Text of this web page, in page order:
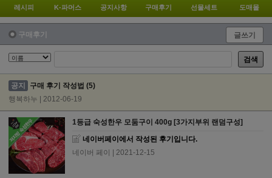
레시피 K-파머스 공지사항 구매후기 선물세트 도매몰
구매후기 글쓰기
검색
공지 구매 후기 작성법 (5)
행복하누 | 2012-06-19
1등급 숙성한우 모둠구이 400g [3가지부위 랜덤구성]
네이버페이에서 작성된 후기입니다.
네이버 페이 | 2021-12-15